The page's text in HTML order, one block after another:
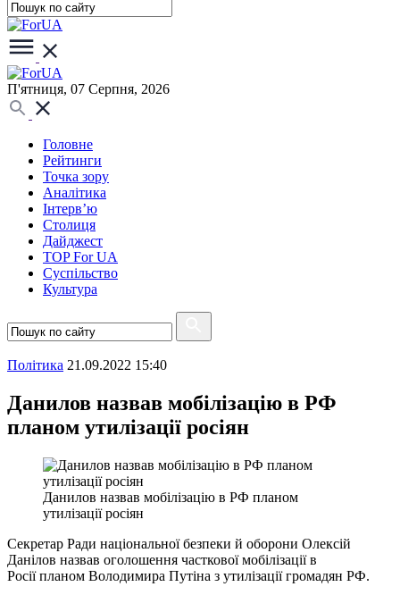
П'ятниця, 07 Серпня, 2026
Головне
Рейтинги
Точка зору
Аналітика
Інтерв’ю
Столиця
Дайджест
TOP For UA
Суспiльство
Культура
Полiтика 21.09.2022 15:40
Данилов назвав мобілізацію в РФ
планом утилізації росіян
Данилов назвав мобілізацію в РФ планом
утилізації росіян
Секретар Ради національної безпеки й оборони Олексій
Данілов назвав оголошення часткової мобілізації в
Росії планом Володимира Путіна з утилізації громадян РФ.